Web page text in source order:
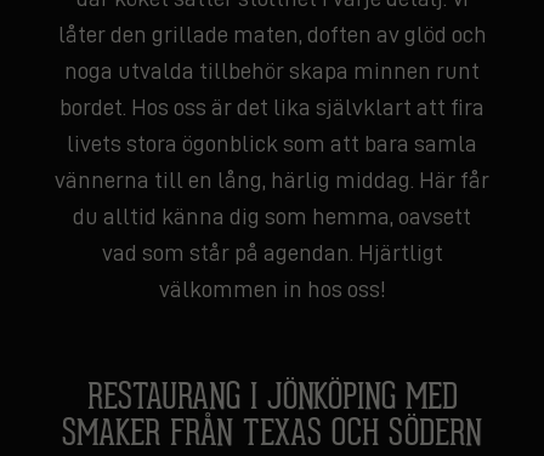
låter den grillade maten, doften av glöd och
noga utvalda tillbehör skapa minnen runt
bordet. Hos oss är det lika självklart att fira
livets stora ögonblick som att bara samla
vännerna till en lång, härlig middag. Här får
du alltid känna dig som hemma, oavsett
vad som står på agendan. Hjärtligt
välkommen in hos oss!
RESTAURANG I JÖNKÖPING MED
SMAKER FRÅN TEXAS OCH SÖDERN